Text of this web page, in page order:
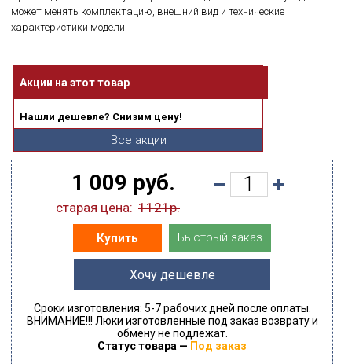
может менять комплектацию, внешний вид и технические
характеристики модели.
Акции на этот товар
Нашли дешевле? Снизим цену!
Все акции
1 009 руб.
старая цена: 1121р.
Купить Быстрый заказ
Хочу дешевле
Сроки изготовления: 5-7 рабочих дней после оплаты.
ВНИМАНИЕ!!! Люки изготовленные под заказ возврату и
обмену не подлежат.
Статус товара — Под заказ